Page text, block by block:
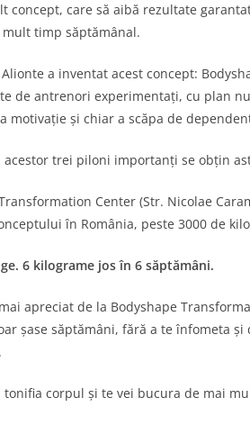
concept, care să aibă rezultate
timp săptămânal.
a inventat acest concept:
de antrenori experimentați, cu plan
motivație și chiar a scăpa de
acestor trei piloni importanți se obțin
Center (Str. Nicolae
în România, peste 3000 de
6 kilograme jos în 6 săptămâni.
apreciat de la Bodyshape
șase săptămâni, fără a te înfometa
tonifia corpul și te vei bucura de mai